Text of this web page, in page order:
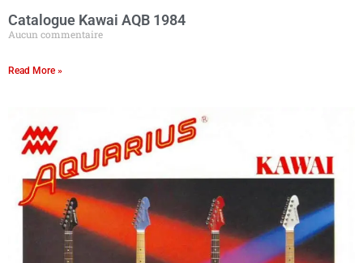
Catalogue Kawai AQB 1984
Aucun commentaire
Read More »